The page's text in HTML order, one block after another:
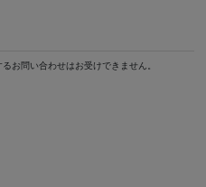
お問い合わせはお受けできません。